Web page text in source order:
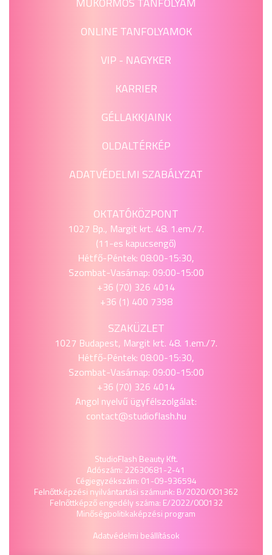
ONLINE TANFOLYAMOK
VIP - NAGYKER
KARRIER
GÉLLAKKJAINK
OLDALTÉRKÉP
ADATVÉDELMI SZABÁLYZAT
OKTATÓKÖZPONT
1027 Bp., Margit krt. 48. 1.em./7.
(11-es kapucsengő)
Hétfő-Péntek: 08:00-15:30,
Szombat-Vasárnap: 09:00-15:00
+36 (70) 326 4014
+36 (1) 400 7398
SZAKÜZLET
1027 Budapest, Margit krt. 48. 1.em./7.
Hétfő-Péntek: 08:00-15:30,
Szombat-Vasárnap: 09:00-15:00
+36 (70) 326 4014
Angol nyelvű ügyfélszolgálat:
contact@studioflash.hu
StudioFlash Beauty Kft.
Adószám: 22630681-2-41
Cégjegyzékszám: 01-09-936594
Felnőttképzési nyilvántartási számunk: B/2020/001362
Felnőttképző engedély száma: E/2022/000132
Minőségpolitikaképzési program
Adatvédelmi beállítások